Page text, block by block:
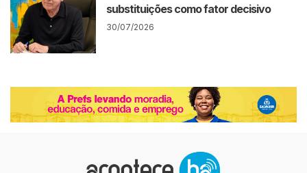
substituições como fator decisivo
30/07/2026